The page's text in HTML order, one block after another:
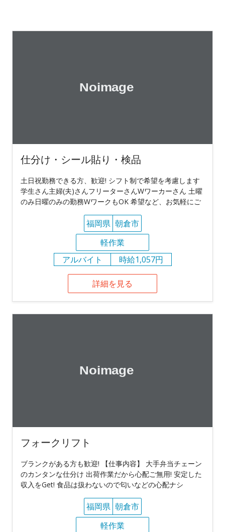
仕分け・シール貼り・検品
土日祝勤務できる方、歓迎! シフト制で希望を考慮します
学生さん主婦(夫)さんフリーターさんWワーカーさん 土曜
のみ日曜のみの勤務WワークもOK 希望など、お気軽にご
福岡県 朝倉市
軽作業
アルバイト
時給1,057円
詳細を見る
フォークリフト
ブランクがある方も歓迎! 【仕事内容】 大手弁当チェーン
のカンタンな仕分け 出荷作業だから心配ご無用! 安定した
収入をGet! 食品は扱わないので匂いなどの心配ナシ
福岡県 朝倉市
軽作業